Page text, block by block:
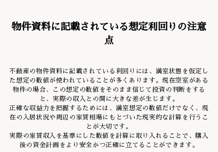
物件資料に記載されている想定利回りの注意
点
不動産の物件資料に記載されている利回りには、満室状態を仮定し
た想定の数値が使われていることが多くあります。現在空室がある
物件の場合、この想定の数値をそのまま信じて投資の判断をする
と、実際の収入との間に大きな差が生じます。
正確な収益力を把握するためには、満室想定の数値だけでなく、現
在の入居状況や周辺の家賃相場にもとづいた現実的な計算を行うこ
とが大切です。
実際の家賃収入を基準にした数値を計算に取り入れることで、購入
後の資金計画をより安全かつ正確に立てることができます。